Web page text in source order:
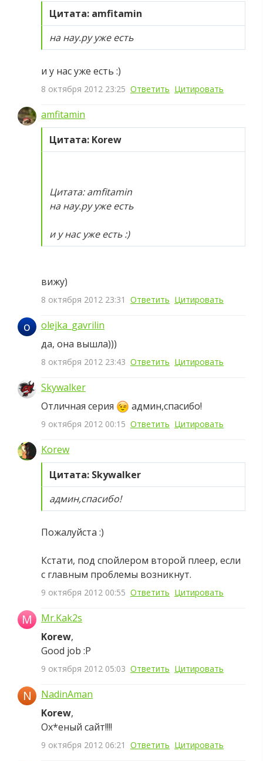
Цитата: amfitamin
на нау.ру уже есть
и у нас уже есть :)
8 октября 2012 23:25 Ответить Цитировать
amfitamin
Цитата: Korew
Цитата: amfitamin
на нау.ру уже есть
и у нас уже есть :)
вижу)
8 октября 2012 23:31 Ответить Цитировать
o
olejka_gavrilin
да, она вышла)))
8 октября 2012 23:43 Ответить Цитировать
Skywalker
Отличная серия
админ,спасибо!
9 октября 2012 00:15 Ответить Цитировать
Korew
Цитата: Skywalker
админ,спасибо!
Пожалуйста :)
Кстати, под спойлером второй плеер, если
с главным проблемы возникнут.
9 октября 2012 00:55 Ответить Цитировать
M
Mr.Kak2s
Korew,
Good job :P
9 октября 2012 05:03 Ответить Цитировать
N
NadinAman
Korew,
Ох*еный сайт!!!!
9 октября 2012 06:21 Ответить Цитировать